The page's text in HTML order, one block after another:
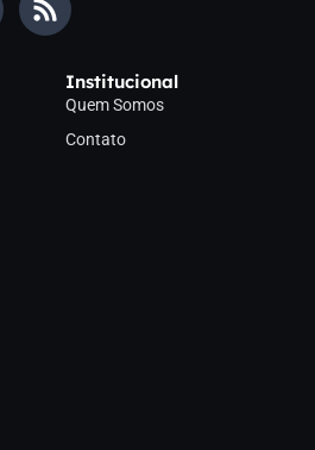
Institucional
Quem Somos
Contato